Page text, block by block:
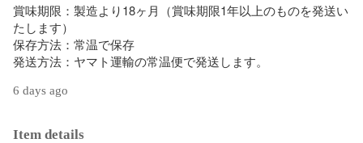
賞味期限：製造より18ヶ月（賞味期限1年以上のものを発送い
たします）
保存方法：常温で保存
発送方法：ヤマト運輸の常温便で発送します。
6 days ago
Item details